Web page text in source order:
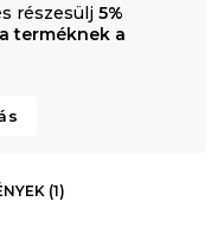
részesülj 5%
terméknek a
(1)